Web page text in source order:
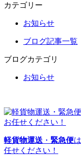
カテゴリー
お知らせ
ブログ記事一覧
ブログカテゴリ
お知らせ
軽貨物運送 ・ 緊急便は
任せください！